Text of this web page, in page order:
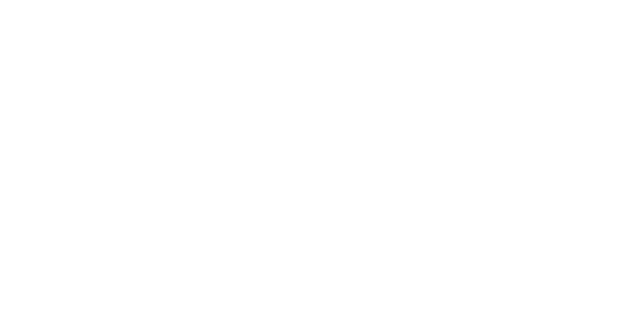
السوق في مجال تكنولوجيا الترجمة الفورية والترجمة الفورية والفعاليات متعددة اللغات.
مبيعات لجميع الشركات المصنعة المعروفة.
والتعاوني هو الضمان لنجاح مشروعك والأساس الاستراتيجي لنجاحنا على المدى الطويل.
وروح العصر والتطورات في هذا المجال.
Lorem ipsum dolor sit amet, consectetur
Lorem ipsum dolor sit amet, consectetur